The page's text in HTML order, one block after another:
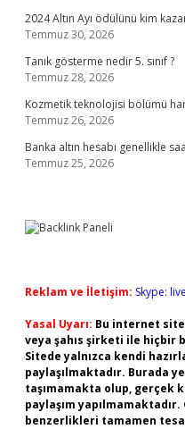
2024 Altın Ayı ödülünü kim
Temmuz 30, 2026
Tanık gösterme nedir 5. sınıf ?
Temmuz 28, 2026
Kozmetik teknolojisi bölümü
Temmuz 26, 2026
Banka altın hesabı genellikle
Temmuz 25, 2026
Reklam ve İletişim: Skype:
Yasal Uyarı: Bu internet
veya şahıs şirketi ile hiçbir
Sitede yalnızca kendi
paylaşılmaktadır. Burada
taşımamakta olup, gerçek
paylaşım
benzerlikleri tamamen